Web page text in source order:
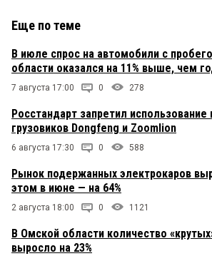
Еще по теме
В июле спрос на автомобили с
области оказался на 11% выше, чем
7 августа 17:00 0 278
Росстандарт запретил
грузовиков Dongfeng и Zoomlion
6 августа 17:30 0 588
Рынок подержанных электрокаров
этом в июне — на 64%
2 августа 18:00 0 1121
В Омской области количество
выросло на 23%